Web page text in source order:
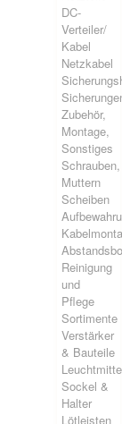
DC-
Verteiler/
Kabel
Netzkabel
Zubehör,
Montage,
Sonstiges
Schrauben,
Muttern
Scheiben
Reinigung
und
Pflege
Sortimente
Verstärker
& Bauteile
Sockel &
Halter
Lötleisten